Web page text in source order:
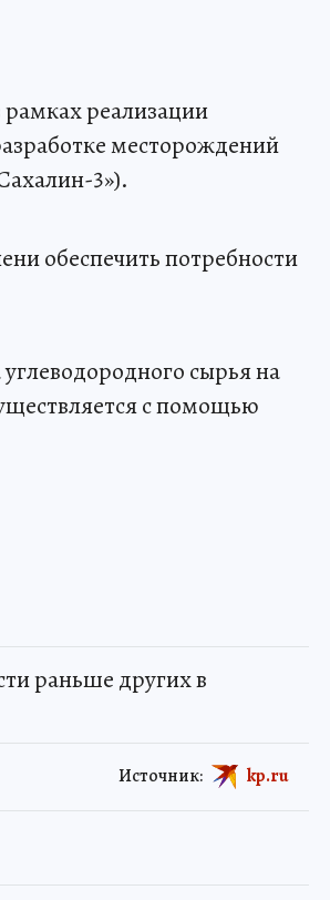
реализации
месторождений
3»).
обеспечить потребности
сырья на
с помощью
раньше других в
Источник: kp.ru